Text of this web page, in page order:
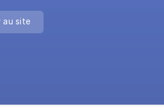
au site